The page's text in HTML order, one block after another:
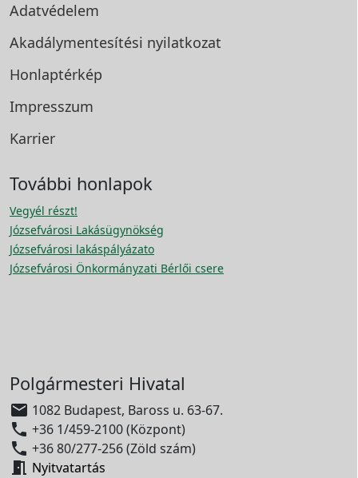
Adatvédelem
Akadálymentesítési nyilatkozat
Honlaptérkép
Impresszum
Karrier
További honlapok
Vegyél részt!
Józsefvárosi Lakásügynökség
Józsefvárosi lakáspályázato
Józsefvárosi Önkormányzati Bérlői csere
Polgármesteri Hivatal
 1082 Budapest, Baross u. 63-67.
 +36 1/459-2100 (Központ)
 +36 80/277-256 (Zöld szám)
 Nyitvatartás